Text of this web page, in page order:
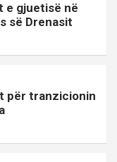
e gjuetisë në
së Drenasit
për tranzicionin